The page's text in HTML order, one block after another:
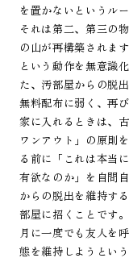
を置かないというル
それは第二、第三の
の山が再構築されま
という動作を無意識
た、汚部屋からの脱
無料配布に弱く、再
家に入れるときは、
ワンアウト」の原則
る前に「これは本当
有欲なのか」を自問
からの脱出を維持す
部屋に招くことです
月に一度でも友人を
態を維持しようとい